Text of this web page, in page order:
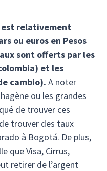
relativement
ou euros en Pesos
sont offerts par les
et les
cambio). A noter
ou les grandes
de trouver ces
trouver des taux
à Bogotá. De plus,
que Visa, Cirrus,
retirer de l’argent